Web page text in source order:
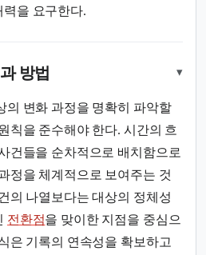
을 요구한다.
방법 ▾
의 변화 과정을 명확히 파악할
칙을 준수해야 한다. 시간의 흐
건들을 순차적으로 배치함으로
정을 체계적으로 보여주는 것
의 나열보다는 대상의 정체성
전환점을 맞이한 지점을 중심으
은 기록의 연속성을 확보하고